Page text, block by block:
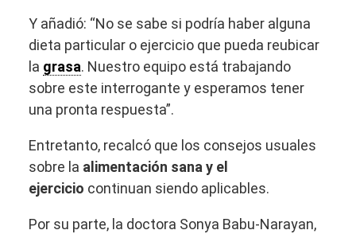
Y añadió: “No se sabe si podría haber alguna
dieta particular o ejercicio que pueda reubicar
la grasa. Nuestro equipo está trabajando
sobre este interrogante y esperamos tener
una pronta respuesta”.
Entretanto, recalcó que los consejos usuales
sobre la alimentación sana y el
ejercicio continuan siendo aplicables.
Por su parte, la doctora Sonya Babu-Narayan,